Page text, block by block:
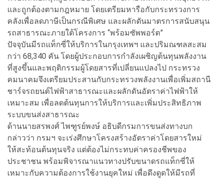
และถูกต้องตามกฎหมาย โดยเตรียมหารือกับกระทรวงการ
คลังเพื่อลดภาษีเป็นกรณีพิเศษ และผลักดันมาตรการสนับสนุน
รถสาธารณะภายใต้โครงการ “พร้อมซัพพอร์ต”
ปัจจุบันมีรถแท็กซี่ให้บริการในกรุงเทพฯ และปริมณฑลสะสม
กว่า 68,340 คัน โดยผู้ประกอบการกำลังเผชิญต้นทุนพลังงาน
ที่สูงขึ้นและพฤติกรรมผู้โดยสารที่เปลี่ยนแปลงไป กระทรวง
คมนาคมจึงเตรียมประสานกับกระทรวงพลังงานเพื่อเพิ่มสถานี
ชาร์จรถยนต์ไฟฟ้าสาธารณะและผลักดันอัตราค่าไฟฟ้าให้
เหมาะสม เพื่อลดต้นทุนการให้บริการและเพิ่มประสิทธิภาพ
ระบบขนส่งสาธารณะ
ด้านนายสรพงศ์ ไพฑูรย์พงษ์ อธิบดีกรมการขนส่งทางบก
กล่าวว่า กรมฯ จะเร่งศึกษาโครงสร้างอัตราค่าโดยสารใหม่
ให้สะท้อนต้นทุนจริง แต่ต้องไม่กระทบค่าครองชีพของ
ประชาชน พร้อมพิจารณาแนวทางปรับขนาดรถแท็กซี่ให้
เหมาะกับความต้องการใช้งานยุคใหม่ เพื่อดึงดูดให้มีรถที่